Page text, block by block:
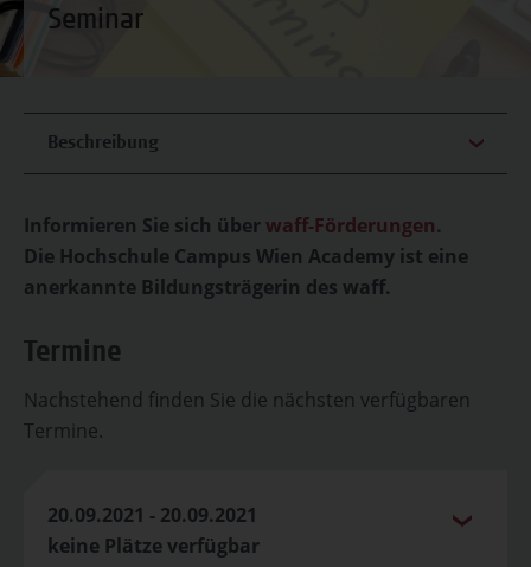
Seminar
Beschreibung
Informieren Sie sich überwaff-Förderungen.
Die Hochschule Campus Wien Academy ist eine
anerkannte Bildungsträgerin des waff.
Termine
Nachstehend finden Sie die nächsten verfügbaren
Termine.
20.09.2021 - 20.09.2021
keine Plätze verfügbar